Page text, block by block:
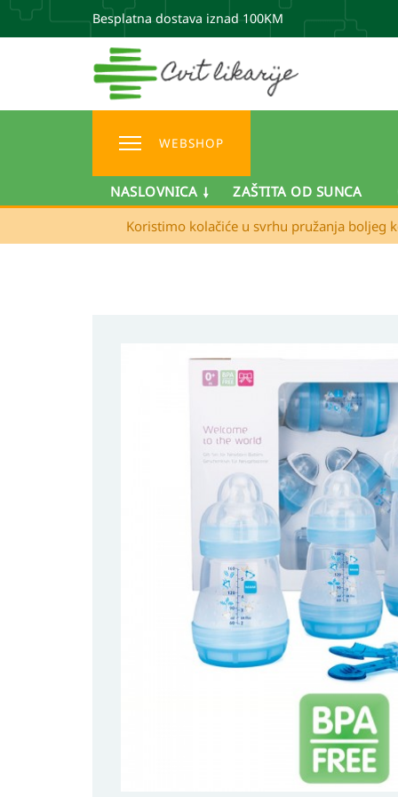
Besplatna dostava iznad 100KM
WEBSHOP
NASLOVNICA ZAŠTITA OD SUNCA
Koristimo kolačiće u svrhu pružanja boljeg